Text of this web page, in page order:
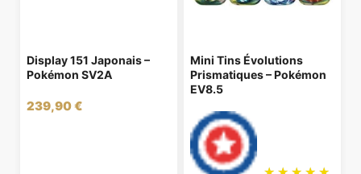
Display 151 Japonais –
Pokémon SV2A
239,90€
Mini Tins Évolutions
Prismatiques – Pokémon
EV8.5